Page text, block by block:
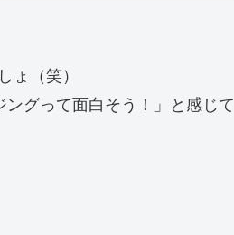
ょ（笑）
グって面白そう！」と感じて